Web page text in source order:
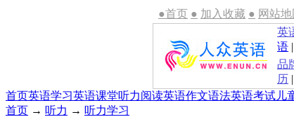
●首页 ● 加入收藏 ● 网站地
英
语 |
品
历 |
首页英语学习英语课堂听力阅读英语作文语法英语考试 儿
首页 → 听力 → 听力学习